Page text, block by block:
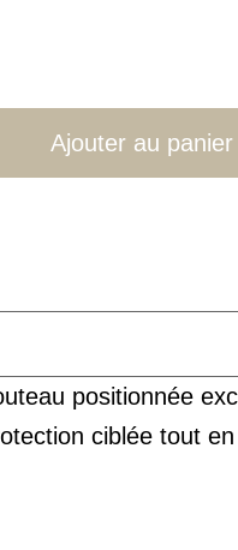
Ajouter au panier
positionnée
ciblée tout